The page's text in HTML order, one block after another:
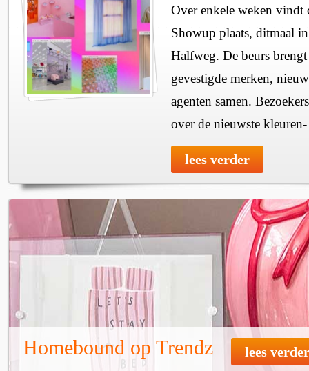
Over enkele weken vindt
Showup plaats, ditmaal
Halfweg. De beurs brengt
gevestigde merken,
agenten samen.
over de nieuwste
lees verder
Homebound op Trendz lees verder